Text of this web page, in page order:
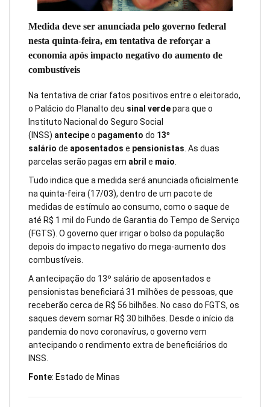
Medida deve ser anunciada pelo governo federal
nesta quinta-feira, em tentativa de reforçar a
economia após impacto negativo do aumento de
combustíveis
Na tentativa de criar fatos positivos entre o eleitorado,
o Palácio do Planalto deu sinal verdepara que o
Instituto Nacional do Seguro Social
(INSS) antecipeo pagamento do 13º
salário de aposentados e pensionistas. As duas
parcelas serão pagas em abril e maio.
Tudo indica que a medida será anunciada oficialmente
na quinta-feira (17/03), dentro de um pacote de
medidas de estímulo ao consumo, como o saque de
até R$ 1 mil do Fundo de Garantia do Tempo de Serviço
(FGTS). O governo quer irrigar o bolso da população
depois do impacto negativo do mega-aumento dos
combustíveis.
A antecipação do 13º salário de aposentados e
pensionistas beneficiará 31 milhões de pessoas, que
receberão cerca de R$ 56 bilhões. No caso do FGTS, os
saques devem somar R$ 30 bilhões. Desde o início da
pandemia do novo coronavírus, o governo vem
antecipando o rendimento extra de beneficiários do
INSS.
Fonte: Estado de Minas